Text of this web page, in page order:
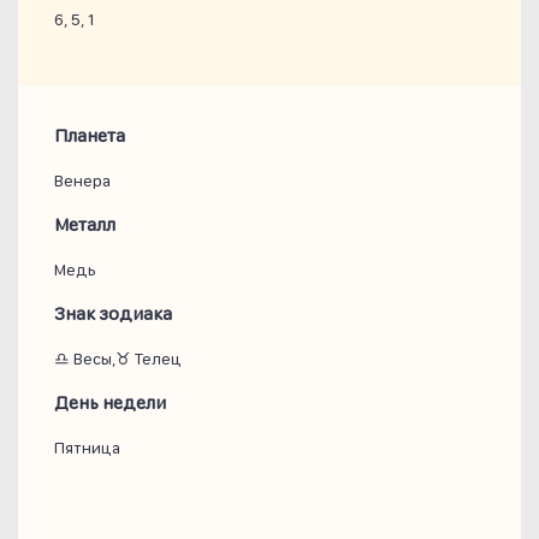
6, 5, 1
Планета
Венера
Металл
Медь
Знак зодиака
♎ Весы,♉ Телец
День недели
Пятница